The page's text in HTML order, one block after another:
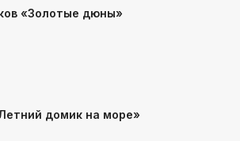
«Золотые дюны»
домик на море»